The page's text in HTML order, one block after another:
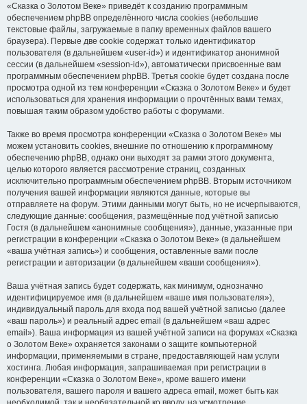
«Сказка о Золотом Веке» приведёт к созданию программным
обеспечением phpBB определённого числа cookies (небольшие
текстовые файлы, загружаемые в папку временных файлов вашего
браузера). Первые две cookie содержат только идентификатор
пользователя (в дальнейшем «user-id») и идентификатор анонимной
сессии (в дальнейшем «session-id»), автоматически присвоенные вам
программным обеспечением phpBB. Третья cookie будет создана после
просмотра одной из тем конференции «Сказка о Золотом Веке» и будет
использоваться для хранения информации о прочтённых вами темах,
повышая таким образом удобство работы с форумами.
Также во время просмотра конференции «Сказка о Золотом Веке» мы
можем установить cookies, внешние по отношению к программному
обеспечению phpBB, однако они выходят за рамки этого документа,
целью которого является рассмотрение страниц, созданных
исключительно программным обеспечением phpBB. Вторым источником
получения вашей информации являются данные, которые вы
отправляете на форум. Этими данными могут быть, но не исчерпываются,
следующие данные: сообщения, размещённые под учётной записью
Гостя (в дальнейшем «анонимные сообщения»), данные, указанные при
регистрации в конференции «Сказка о Золотом Веке» (в дальнейшем
«ваша учётная запись») и сообщения, оставленные вами после
регистрации и авторизации (в дальнейшем «ваши сообщения»).
Ваша учётная запись будет содержать, как минимум, однозначно
идентифицируемое имя (в дальнейшем «ваше имя пользователя»),
индивидуальный пароль для входа под вашей учётной записью (далее
«ваш пароль») и реальный адрес email (в дальнейшем «ваш адрес
email»). Ваша информация из вашей учётной записи на форумах «Сказка
о Золотом Веке» охраняется законами о защите компьютерной
информации, применяемыми в стране, предоставляющей нам услуги
хостинга. Любая информация, запрашиваемая при регистрации в
конференции «Сказка о Золотом Веке», кроме вашего имени
пользователя, вашего пароля и вашего адреса email, может быть как